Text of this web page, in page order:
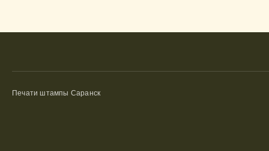
Печати штампы Саранск